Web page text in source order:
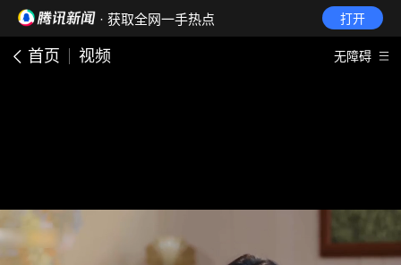
· 获取全网一手热点 打开
首页 视频 无障碍